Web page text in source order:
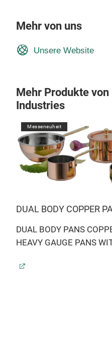
Mehr von uns
Unsere Website
Mehr Produkte von
Industries
Messeneuheit
DUAL BODY COPPER
DUAL BODY PANS
HEAVY GAUGE PANS